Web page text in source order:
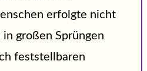
erfolgte nicht
großen Sprüngen
feststellbaren